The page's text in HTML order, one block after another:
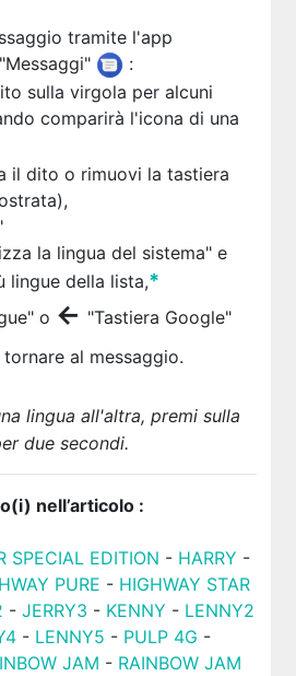
tramite l'app
:
sulla virgola per alcuni
comparirà l'icona di una
il dito o rimuovi la tastiera
la lingua del sistema" e
lingue della lista,*
o ← "Tastiera Google"
al messaggio.
lingua all'altra, premi sulla
due secondi.
nell’articolo :
SPECIAL EDITION - HARRY -
PURE - HIGHWAY STAR
- JERRY3 - KENNY - LENNY2
- LENNY5 - PULP 4G -
JAM - RAINBOW JAM